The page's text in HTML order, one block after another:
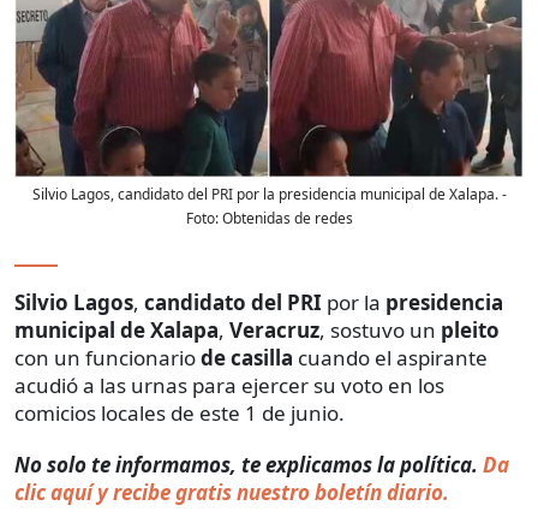
Silvio Lagos, candidato del PRI por la presidencia municipal de Xalapa.-
Foto:Obtenidas de redes
Silvio Lagos, candidato del PRI por la presidencia
municipal de Xalapa, Veracruz, sostuvo un pleito
con un funcionariode casilla cuando el aspirante
acudió a las urnas para ejercer su voto en los
comicios locales de este 1 de junio.
No solo te informamos, te explicamos la política. Da
clic aquí y recibe gratis nuestro boletín diario.